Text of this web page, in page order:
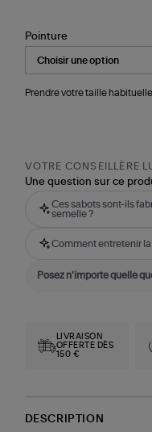
Pointure
Prendre votre taille habituelle.
VOTRE CONSEILLÈRE
Une question sur ce
Ces sabots sont-ils
semelle ?
Comment entretenir la
LIVRAISON
OFFERTE DÈS
150 €
DESCRIPTION